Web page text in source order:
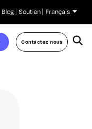
Blog Soutien Français
Contactez nous